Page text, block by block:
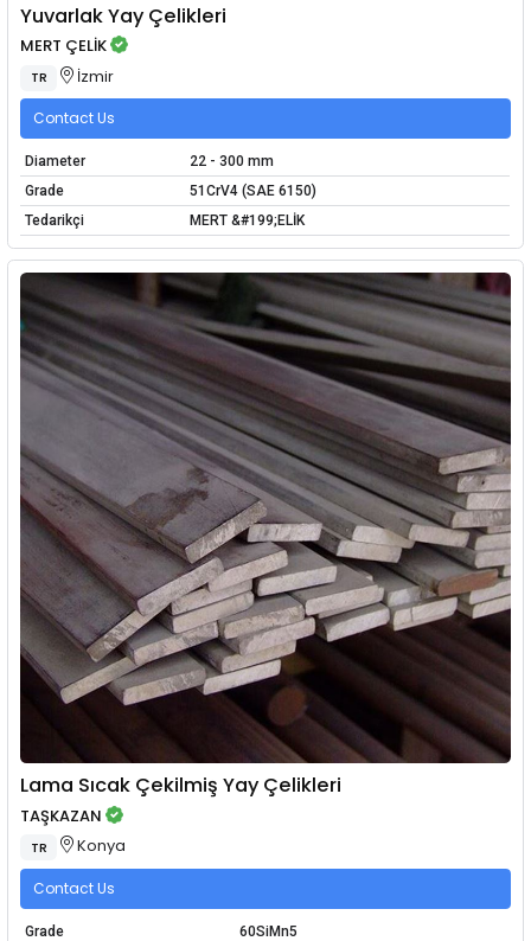
Yuvarlak Yay Çelikleri
MERT ÇELİK
TR İzmir
Contact Us
Diameter
22 - 300 mm
Grade
51CrV4 (SAE 6150)
Tedarikçi
MERT &#199;ELİK
Lama Sıcak Çekilmiş Yay Çelikleri
TAŞKAZAN
TR Konya
Contact Us
Grade
60SiMn5